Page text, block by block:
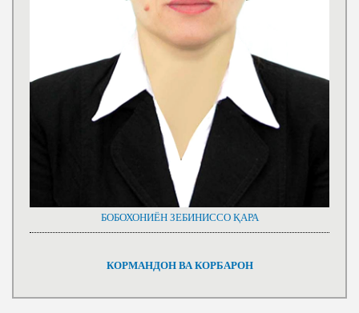
БОБОХОНИЁН ЗЕБИНИССО ҚАРА
КОРМАНДОН ВА КОРБАРОН